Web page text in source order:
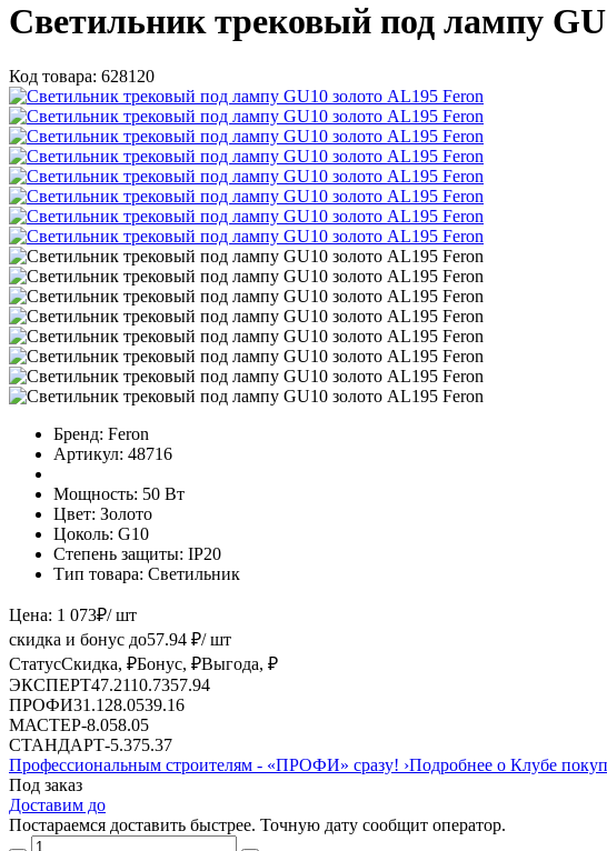
Светильник трековый под лампу
Код товара: 628120
Бренд: Feron
Артикул: 48716
Мощность: 50 Вт
Цвет: Золото
Цоколь: G10
Степень защиты: IP20
Тип товара: Светильник
Цена: 1 073₽/ шт
скидка и бонус до57.94 ₽/ шт
СтатусСкидка, ₽Бонус, ₽Выгода, ₽
ЭКСПЕРТ47.2110.7357.94
ПРОФИ31.128.0539.16
МАСТЕР-8.058.05
СТАНДАРТ-5.375.37
Профессиональным строителям - «ПРОФИ» сразу! ›Подробнее о Клубе
Под заказ
Доставим до
Постараемся доставить быстрее. Точную дату сообщит оператор.